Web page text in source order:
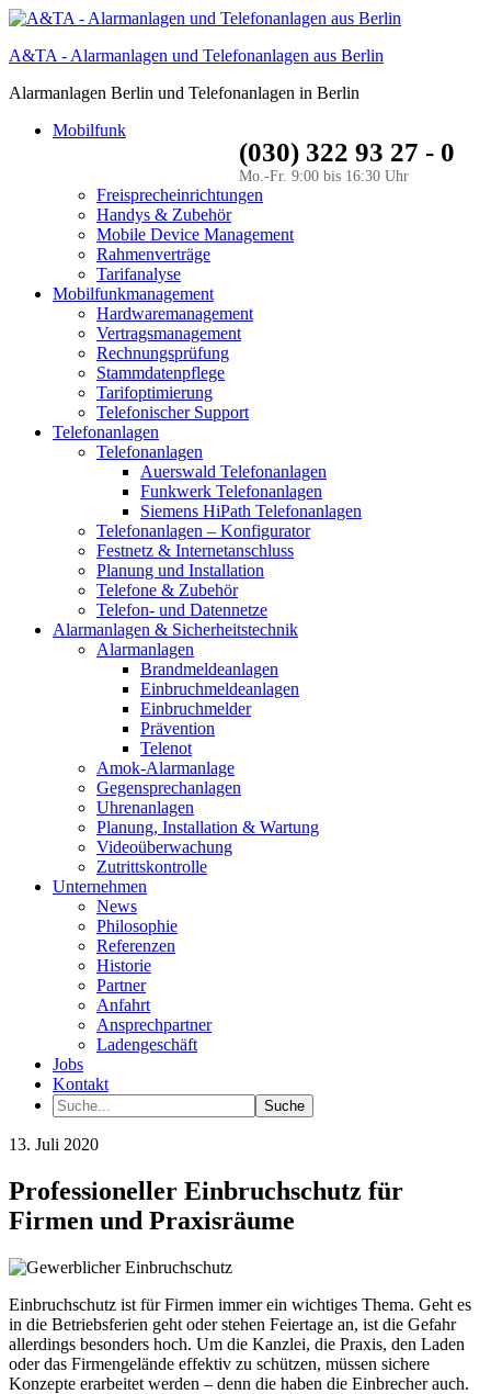
A&TA - Alarmanlagen und Telefonanlagen aus Berlin
Alarmanlagen Berlin und Telefonanlagen in Berlin
(030) 322 93 27 - 0
Mo.-Fr. 9:00 bis 16:30 Uhr
Mobilfunk
Freisprecheinrichtungen
Handys & Zubehör
Mobile Device Management
Rahmenverträge
Tarifanalyse
Mobilfunkmanagement
Hardwaremanagement
Vertragsmanagement
Rechnungsprüfung
Stammdatenpflege
Tarifoptimierung
Telefonischer Support
Telefonanlagen
Telefonanlagen
Auerswald Telefonanlagen
Funkwerk Telefonanlagen
Siemens HiPath Telefonanlagen
Telefonanlagen – Konfigurator
Festnetz & Internetanschluss
Planung und Installation
Telefone & Zubehör
Telefon- und Datennetze
Alarmanlagen & Sicherheitstechnik
Alarmanlagen
Brandmeldeanlagen
Einbruchmeldeanlagen
Einbruchmelder
Prävention
Telenot
Amok-Alarmanlage
Gegensprechanlagen
Uhrenanlagen
Planung, Installation & Wartung
Videoüberwachung
Zutrittskontrolle
Unternehmen
News
Philosophie
Referenzen
Historie
Partner
Anfahrt
Ansprechpartner
Ladengeschäft
Jobs
Kontakt
13. Juli 2020
Professioneller Einbruchschutz für
Firmen und Praxisräume
Einbruchschutz ist für Firmen immer ein wichtiges Thema. Geht es
in die Betriebsferien geht oder stehen Feiertage an, ist die Gefahr
allerdings besonders hoch. Um die Kanzlei, die Praxis, den Laden
oder das Firmengelände effektiv zu schützen, müssen sichere
Konzepte erarbeitet werden – denn die haben die Einbrecher auch.